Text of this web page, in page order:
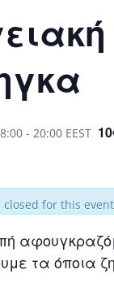
- 20:00 EEST
closed for this event
τα όποια